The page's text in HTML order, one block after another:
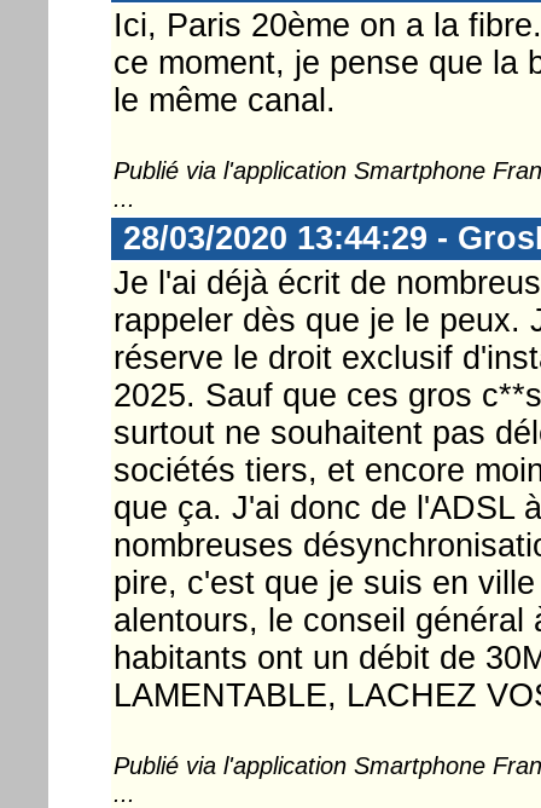
Ici, Paris 20ème on a la
ce moment, je pense que la
le même canal.
Publié via l'application Smartphone
...
28/03/2020 13:44:29 -
Je l'ai déjà écrit de
rappeler dès que je le peux.
réserve le droit exclusif
2025. Sauf que ces gros
surtout ne souhaitent pas
sociétés tiers, et encore
que ça. J'ai donc de l'ADSL
nombreuses
pire, c'est que je suis en
alentours, le conseil
habitants ont un débit de
LAMENTABLE, LACHEZ
Publié via l'application Smartphone
...